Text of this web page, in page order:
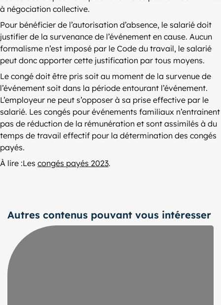
à négociation collective.
Pour bénéficier de l’autorisation d’absence, le salarié doit
justifier de la survenance de l’événement en cause. Aucun
formalisme n’est imposé par le Code du travail, le salarié
peut donc apporter cette justification par tous moyens.
Le congé doit être pris soit au moment de la survenue de
l’événement soit dans la période entourant l’événement.
L’employeur ne peut s’opposer à sa prise effective par le
salarié. Les congés pour événements familiaux n’entrainent
pas de réduction de la rémunération et sont assimilés à du
temps de travail effectif pour la détermination des congés
payés.
À lire :Les congés payés 2023.
Autres contenus pouvant vous intéresser